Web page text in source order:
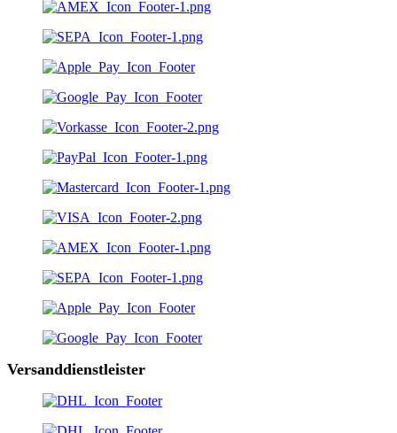
Versanddienstleister